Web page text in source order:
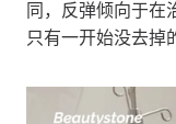
同，反弹倾向于在
只有一开始没去掉